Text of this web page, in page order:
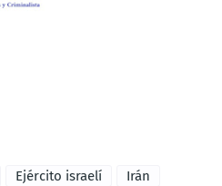
Ejército israelí Irán